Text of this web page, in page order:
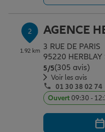
Investissements
Transmission
Changer de voiture
Départ à la retraite
Préparer l’avenir
Assurance auto
Assurance habitation
Le Pack Famille
Professionnels
Allianz en France
2
1.92 km
AGENCE
3 RUE DE PARIS
95220 HERBLAY
5/5Note de 5 sur 5
(305 avis)
Voir les avis
01 30 38 02 74
Ouvert09:30 -